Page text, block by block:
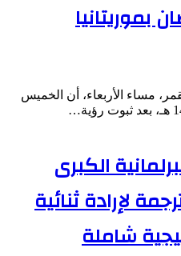
بموريتانيا
مساء الأربعاء، أن الخميس
الكبرى
لإرادة ثنائية
شاملة